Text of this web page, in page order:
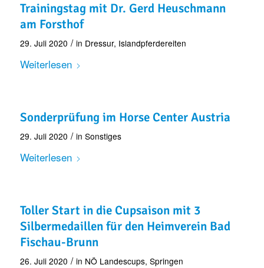
Trainingstag mit Dr. Gerd Heuschmann
am Forsthof
29. Juli 2020 / in Dressur, Islandpferdereiten
Weiterlesen
Sonderprüfung im Horse Center Austria
29. Juli 2020 / in Sonstiges
Weiterlesen
Toller Start in die Cupsaison mit 3
Silbermedaillen für den Heimverein Bad
Fischau-Brunn
26. Juli 2020 / in NÖ Landescups, Springen